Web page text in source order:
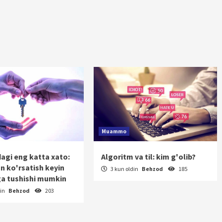
eng katta xato:
ko'rsatish keyin
tushishi mumkin
Behzod 203
Muammo
Algoritm va til: kim g'olib?
3 kun oldin Behzod 185